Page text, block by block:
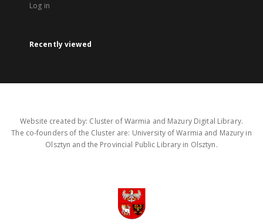
Log in
Recently viewed
Website created by: Cluster of Warmia and Mazury Digital Library.
The co-founders of the Cluster are: University of Warmia and Mazury in
Olsztyn and the Provincial Public Library in Olsztyn.